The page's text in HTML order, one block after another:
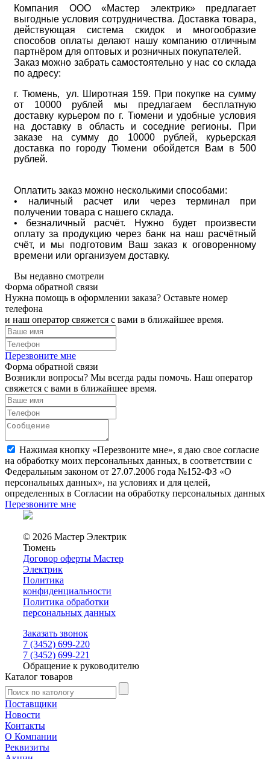
Компания ООО «Мастер электрик» предлагает
выгодные условия сотрудничества. Доставка товара,
действующая система скидок и многообразие
способов оплаты делают нашу компанию отличным
партнёром для оптовых и розничных покупателей.
Заказ можно забрать самостоятельно у нас со склада
по адресу:
г. Тюмень, ул. Широтная 159. При покупке на сумму
от 10000 рублей мы предлагаем бесплатную
доставку курьером по г. Тюмени и удобные условия
на доставку в область и соседние регионы. При
заказе на сумму до 10000 рублей, курьерская
доставка по городу Тюмени обойдется Вам в 500
рублей.
Оплатить заказ можно несколькими способами:
• наличный расчет или через терминал при
получении товара с нашего склада.
• безналичный расчёт. Нужно будет произвести
оплату за продукцию через банк на наш расчётный
счёт, и мы подготовим Ваш заказ к оговоренному
времени или организуем доставку.
Вы недавно смотрели
Форма обратной связи
Нужна помощь в оформлении заказа? Оставьте номер
телефона
и наш оператор свяжется с вами в ближайшее время.
Перезвоните мне
Форма обратной связи
Возникли вопросы? Мы всегда рады помочь. Наш оператор
свяжется с вами в ближайшее время.
Нажимая кнопку «Перезвоните мне», я даю свое согласие
на обработку моих персональных данных, в соответствии с
Федеральным законом от 27.07.2006 года №152-ФЗ «О
персональных данных», на условиях и для целей,
определенных в Согласии на обработку персональных данных
Перезвоните мне
© 2026 Мастер Электрик
Тюмень
Договор оферты Мастер
Электрик
Политика
конфиденциальности
Политика обработки
персональных данных
Заказать звонок
7 (3452) 699-220
7 (3452) 699-221
Обращение к руководителю
Каталог товаров
Поставщики
Новости
Контакты
О Компании
Реквизиты